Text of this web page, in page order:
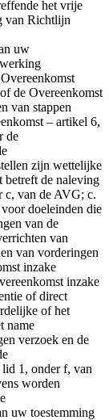
het vrije
van Richtlijn
uw
de Overeenkomst
van stappen
– artikel 6,
de
zijn wettelijke
betreft de naleving
c, van de AVG; c.
doeleinden die
van de
van
van vorderingen
inzake
inzake
of direct
of het
name
verzoek en de
1, onder f, van
worden
uw toestemming